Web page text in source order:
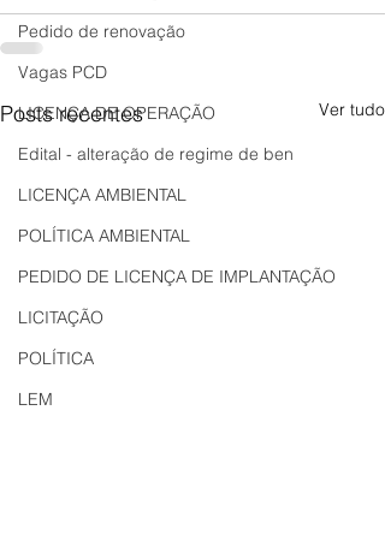
Pedido de renovação
Vagas PCD
LICENÇA DE OPERAÇÃO
Edital - alteração de regime de ben
LICENÇA AMBIENTAL
POLÍTICA AMBIENTAL
PEDIDO DE LICENÇA DE IMPLANTAÇÃO
LICITAÇÃO
POLÍTICA
LEM
Posts recentes Ver tudo